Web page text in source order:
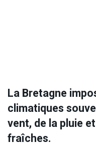
La Bretagne
climatiques
vent, de la pluie
fraîches.